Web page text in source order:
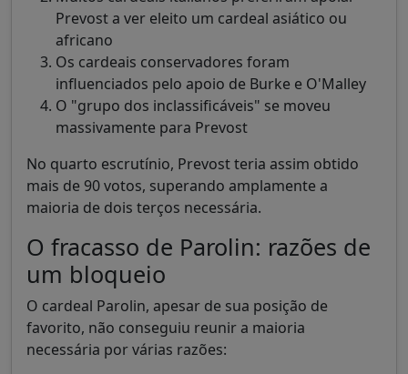
Prevost a ver eleito um cardeal asiático ou
africano
Os cardeais conservadores foram
influenciados pelo apoio de Burke e O'Malley
O "grupo dos inclassificáveis" se moveu
massivamente para Prevost
No quarto escrutínio, Prevost teria assim obtido
mais de 90 votos, superando amplamente a
maioria de dois terços necessária.
O fracasso de Parolin: razões de
um bloqueio
O cardeal Parolin, apesar de sua posição de
favorito, não conseguiu reunir a maioria
necessária por várias razões: